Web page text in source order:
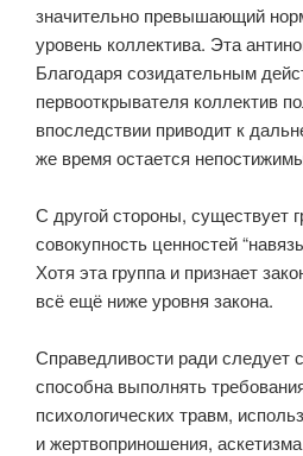
значительно превышающий
уровень коллектива. Эта
Благодаря созидательным
первооткрывателя коллектив
впоследствии приводит к
же время остается
С другой стороны, существует
совокупность ценностей
Хотя эта группа и признает
всё ещё ниже уровня закона.
Справедливости ради следует
способна выполнять
психологических травм,
и жертвоприношения,